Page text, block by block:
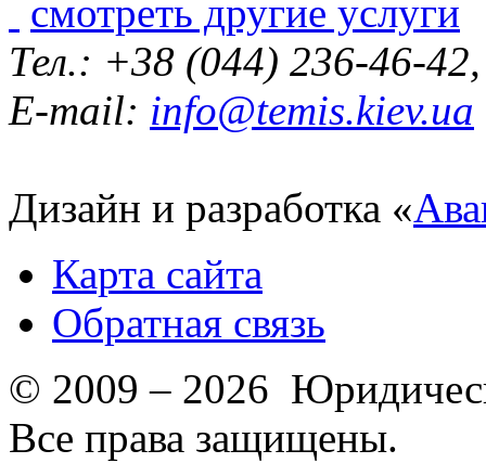
смотреть другие услуги
Тел.: +38 (044) 236-46-
E-mail: info@temis.kiev.ua
Дизайн и разработка «
Карта сайта
Обратная связь
© 2009 – 2026
Все права защищены.